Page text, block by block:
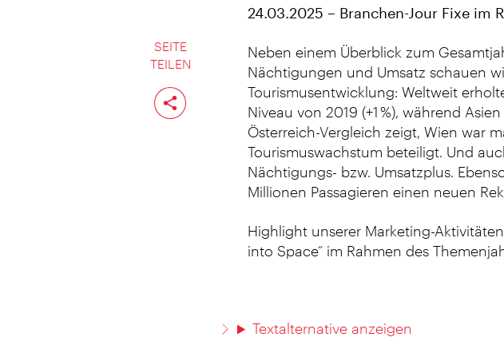
SEITE
TEILEN
Seite
teilen
24.03.2025 – Branchen-Jour Fixe im
Neben einem Überblick zum
Nächtigungen und Umsatz schauen
Tourismusentwicklung: Weltweit
Niveau von 2019 (+1 %), während
Österreich-Vergleich zeigt, Wien war
Tourismuswachstum beteiligt. Und
Nächtigungs- bzw. Umsatzplus.
Millionen Passagieren einen neuen
Highlight unserer Marketing-
into Space“ im Rahmen des
Textalternative anzeigen